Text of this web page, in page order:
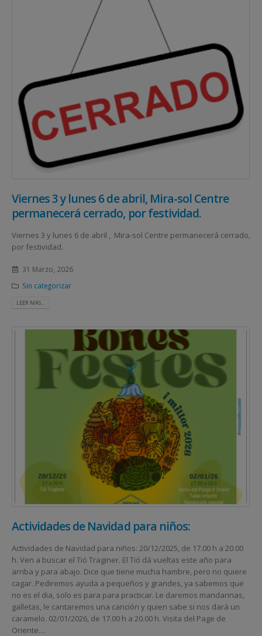
Viernes 3 y lunes 6 de abril, Mira-sol Centre
permanecerá cerrado, por festividad.
Viernes 3 y lunes 6 de abril , Mira-sol Centre permanecerá cerrado,
por festividad.
31 Marzo, 2026
Sin categorizar
LEER MÁS...
Actividades de Navidad para niños:
Actividades de Navidad para niños: 20/12/2025, de 17.00 h a 20.00
h. Ven a buscar el Tió Traginer. El Tió dá vueltas este año para
arriba y para abajo. Dice que tiene mucha hambre, pero no quiere
cagar. Pediremos ayuda a pequeños y grandes, ya sabemos que
no es el dia, solo es para para practicar. Le daremos mandarinas,
galletas, le cantaremos una canción y quien sabe si nos dará un
caramelo. 02/01/2026, de 17.00 h a 20.00 h. Visita del Page de
Oriente....